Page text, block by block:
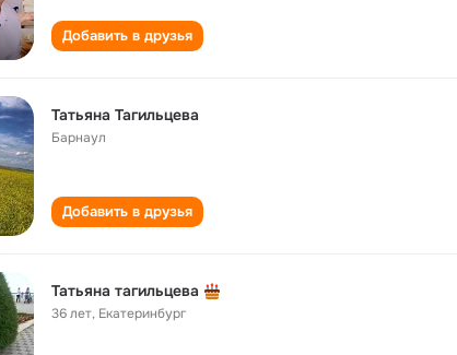
Добавить в друзья
Татьяна Тагильцева
Барнаул
Добавить в друзья
Татьяна тагильцева
36 лет, Екатеринбург